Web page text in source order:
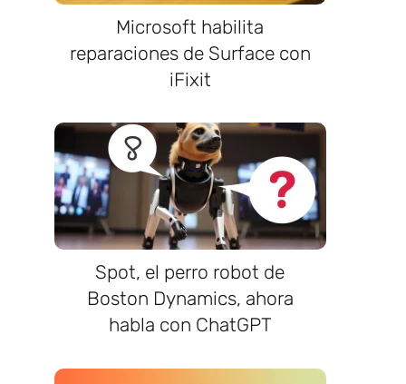
Microsoft habilita
reparaciones de Surface con
iFixit
Spot, el perro robot de
Boston Dynamics, ahora
habla con ChatGPT